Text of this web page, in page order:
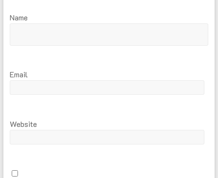
Name
Email
Website